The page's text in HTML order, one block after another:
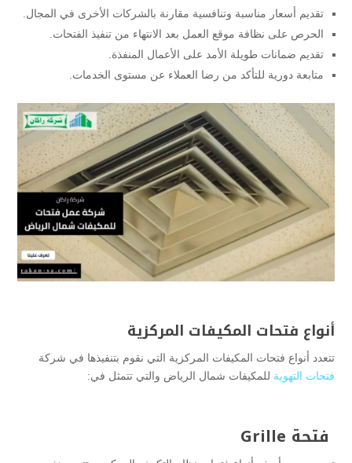
تقديم أسعار مناسبة وتنافسية مقارنة بالشركات الأخرى في المجال.
الحرص على نظافة موقع العمل بعد الانتهاء من تنفيذ الفتحات.
تقديم ضمانات طويلة الأمد على الأعمال المنفذة.
متابعة دورية للتأكد من رضا العملاء عن مستوى الخدمات.
أنواع فتحات المكيفات المركزية
تتعدد أنواع فتحات المكيفات المركزية التي نقوم بتنفيذها في شركة
فتحات التهوية للمكيفات شمال الرياض والتي تتمثل في:
فتحة Grille